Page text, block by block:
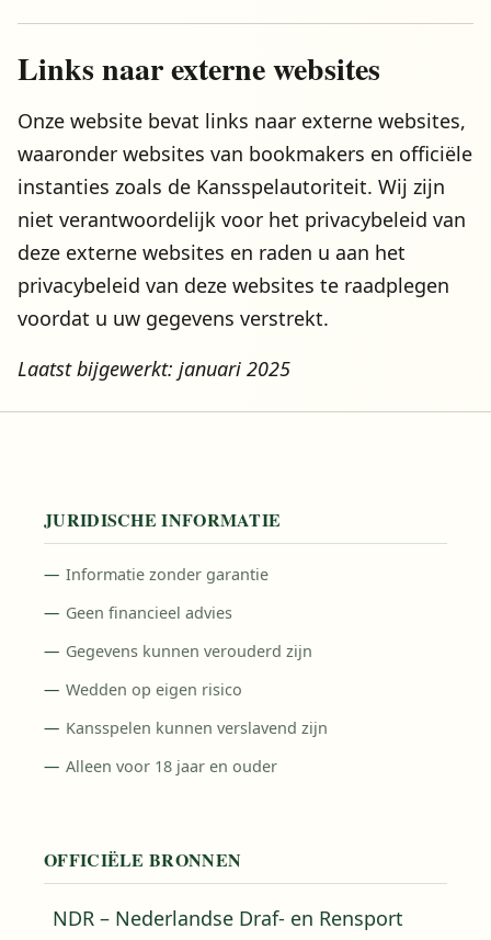
Links naar externe websites
Onze website bevat links naar externe websites,
waaronder websites van bookmakers en officiële
instanties zoals de Kansspelautoriteit. Wij zijn
niet verantwoordelijk voor het privacybeleid van
deze externe websites en raden u aan het
privacybeleid van deze websites te raadplegen
voordat u uw gegevens verstrekt.
Laatst bijgewerkt: januari 2025
JURIDISCHE INFORMATIE
Informatie zonder garantie
Geen financieel advies
Gegevens kunnen verouderd zijn
Wedden op eigen risico
Kansspelen kunnen verslavend zijn
Alleen voor 18 jaar en ouder
OFFICIËLE BRONNEN
NDR – Nederlandse Draf- en Rensport